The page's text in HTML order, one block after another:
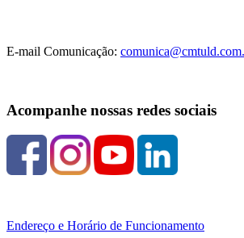
E-mail Comunicação:
Acompanhe nossas redes sociais
Endereço e Horário de Funcionamento